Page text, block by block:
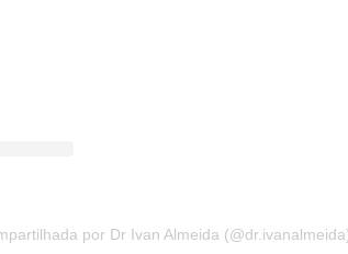
por Dr Ivan Almeida